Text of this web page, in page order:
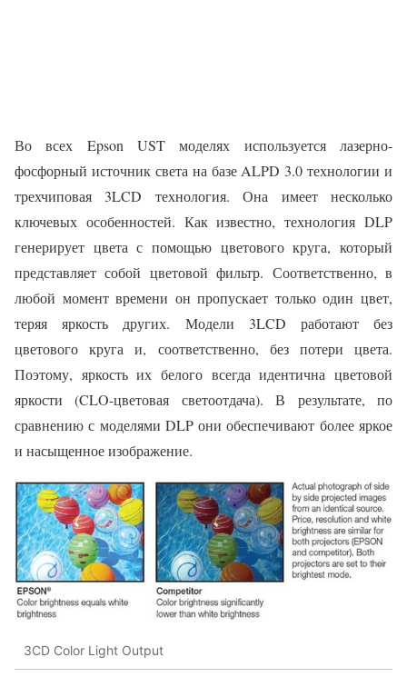
Во всех Epson UST моделях используется лазерно-
фосфорный источник света на базе ALPD 3.0 технологии и
трехчиповая 3LCD технология. Она имеет несколько
ключевых особенностей. Как известно, технология DLP
генерирует цвета с помощью цветового круга, который
представляет собой цветовой фильтр. Соответственно, в
любой момент времени он пропускает только один цвет,
теряя яркость других. Модели 3LCD работают без
цветового круга и, соответственно, без потери цвета.
Поэтому, яркость их белого всегда идентична цветовой
яркости (CLO-цветовая светоотдача). В результате, по
сравнению с моделями DLP они обеспечивают более яркое
и насыщенное изображение.
3CD Color Light Output